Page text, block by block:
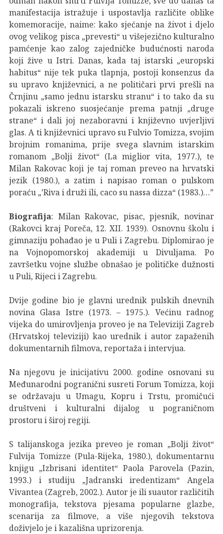
manifestacija istražuje i uspostavlja različite oblike
komemoracije, naime: kako sjećanje na život i djelo
ovog velikog pisca „prevesti“ u višejezično kulturalno
pamćenje kao zalog zajedničke budućnosti naroda
koji žive u Istri. Danas, kada taj istarski „europski
habitus“ nije tek puka tlapnja, postoji konsenzus da
su upravo književnici, a ne političari prvi prešli na
Črnjinu „samo jednu istarsku stranu“ i to tako da su
pokazali iskreno suosjećanje prema patnji „druge
strane“ i dali joj nezaboravni i književno uvjerljivi
glas. A ti književnici upravo su Fulvio Tomizza, svojim
brojnim romanima, prije svega slavnim istarskim
romanom „Bolji život“ (La miglior vita, 1977.), te
Milan Rakovac koji je taj roman preveo na hrvatski
jezik (1980.), a zatim i napisao roman o pulskom
poraću „’Riva i druži ili, caco su nassa dizza“ (1983.)…”
Biografija: Milan Rakovac, pisac, pjesnik, novinar
(Rakovci kraj Poreča, 12. XII. 1939). Osnovnu školu i
gimnaziju pohađao je u Puli i Zagrebu. Diplomirao je
na Vojnopomorskoj akademiji u Divuljama. Po
završetku vojne službe obnašao je političke dužnosti
u Puli, Rijeci i Zagrebu.
Dvije godine bio je glavni urednik pulskih dnevnih
novina Glasa Istre (1973. – 1975.). Većinu radnog
vijeka do umirovljenja proveo je na Televiziji Zagreb
(Hrvatskoj televiziji) kao urednik i autor zapaženih
dokumentarnih filmova, reportaža i intervjua.
Na njegovu je inicijativu 2000. godine osnovani su
Međunarodni pogranični susreti Forum Tomizza, koji
se održavaju u Umagu, Kopru i Trstu, promičući
društveni i kulturalni dijalog u pograničnom
prostoru i široj regiji.
S talijanskoga jezika preveo je roman „Bolji život“
Fulvija Tomizze (Pula-Rijeka, 1980.), dokumentarnu
knjigu „Izbrisani identitet“ Paola Parovela (Pazin,
1993.) i studiju „Jadranski iredentizam“ Angela
Vivantea (Zagreb, 2002.). Autor je ili suautor različitih
monografija, tekstova pjesama popularne glazbe,
scenarija za filmove, a više njegovih tekstova
doživjelo je i kazališna uprizorenja.